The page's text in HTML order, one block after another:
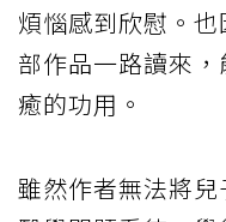
煩惱感到欣慰。
部作品一路讀來
癒的功用。
雖然作者無法將